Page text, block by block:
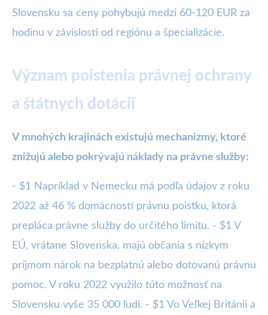
Slovensku sa ceny pohybujú medzi 60-120 EUR za
hodinu v závislosti od regiónu a špecializácie.
Význam poistenia právnej ochrany
a štátnych dotácií
V mnohých krajinách existujú mechanizmy, ktoré
znižujú alebo pokrývajú náklady na právne služby:
- $1 Napríklad v Nemecku má podľa údajov z roku
2022 až 46 % domácností právnu poistku, ktorá
prepláca právne služby do určitého limitu. - $1 V
EÚ, vrátane Slovenska, majú občania s nízkym
príjmom nárok na bezplatnú alebo dotovanú právnu
pomoc. V roku 2022 využilo túto možnosť na
Slovensku vyše 35 000 ľudí. - $1 Vo Veľkej Británii a